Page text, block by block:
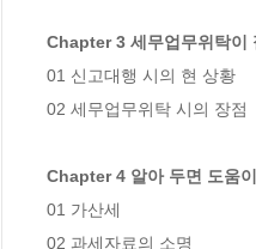
Chapter 3 세무업무위탁이
01 신고대행 시의 현 상황
02 세무업무위탁 시의 장점
Chapter 4 알아 두면 도움
01 가산세
02 과세자료의 소명